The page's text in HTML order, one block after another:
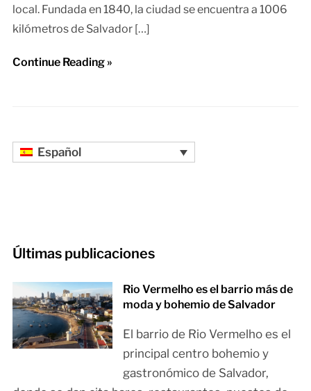
local. Fundada en 1840, la ciudad se encuentra a 1006
kilómetros de Salvador […]
Continue Reading »
Español
Últimas publicaciones
Rio Vermelho es el barrio más de
moda y bohemio de Salvador
El barrio de Rio Vermelho es el
principal centro bohemio y
gastronómico de Salvador,